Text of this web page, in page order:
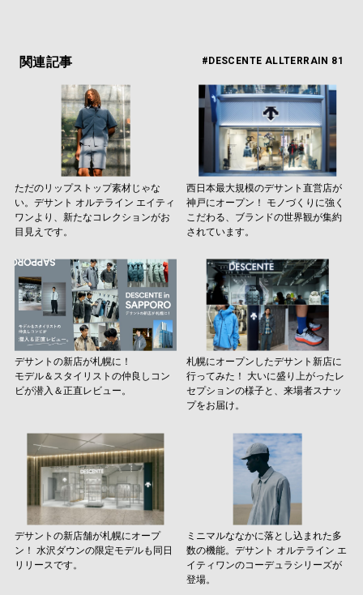
関連記事 #DESCENTE ALLTERRAIN 81
ただのリップストップ素材じゃな
い。デサント オルテライン エイティ
ワンより、新たなコレクションがお
目見えです。
西日本最大規模のデサント直営店が
神戸にオープン！ モノづくりに強く
こだわる、ブランドの世界観が集約
されています。
デサントの新店が札幌に！
モデル＆スタイリストの仲良しコン
ビが潜入＆正直レビュー。
札幌にオープンしたデサント新店に
行ってみた！ 大いに盛り上がったレ
セプションの様子と、来場者スナッ
プをお届け。
デサントの新店舗が札幌にオープ
ン！ 水沢ダウンの限定モデルも同日
リリースです。
ミニマルななかに落とし込まれた多
数の機能。デサント オルテライン エ
イティワンのコーデュラシリーズが
登場。